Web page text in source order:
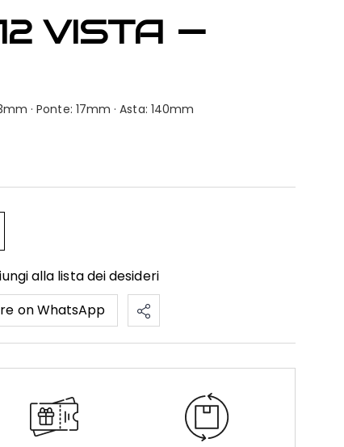
VISTA —
· Ponte: 17mm · Asta: 140mm
alla lista dei desideri
on WhatsApp